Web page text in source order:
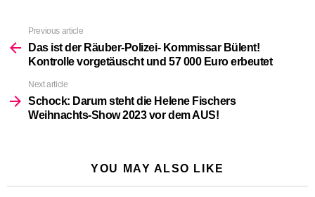
more
Previous article
Das ist der Räuber-Polizei- Kommissar Bülent!
Kontrolle vorgetäuscht und 57 000 Euro erbeutet
Next article
Schock: Darum steht die Helene Fischers
Weihnachts-Show 2023 vor dem AUS!
YOU MAY ALSO LIKE